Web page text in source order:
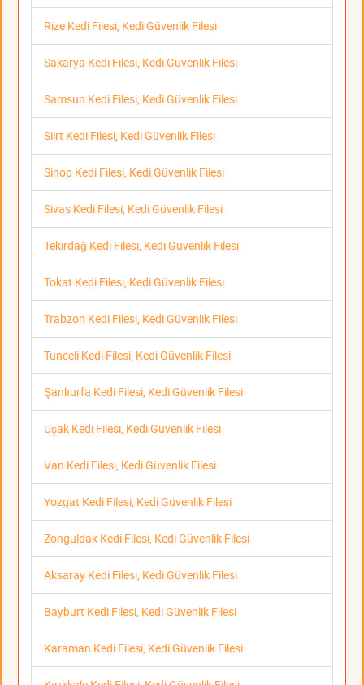
Rize Kedi Filesi, Kedi Güvenlik Filesi
Sakarya Kedi Filesi, Kedi Güvenlik Filesi
Samsun Kedi Filesi, Kedi Güvenlik Filesi
Siirt Kedi Filesi, Kedi Güvenlik Filesi
Sinop Kedi Filesi, Kedi Güvenlik Filesi
Sivas Kedi Filesi, Kedi Güvenlik Filesi
Tekirdağ Kedi Filesi, Kedi Güvenlik Filesi
Tokat Kedi Filesi, Kedi Güvenlik Filesi
Trabzon Kedi Filesi, Kedi Güvenlik Filesi
Tunceli Kedi Filesi, Kedi Güvenlik Filesi
Şanlıurfa Kedi Filesi, Kedi Güvenlik Filesi
Uşak Kedi Filesi, Kedi Güvenlik Filesi
Van Kedi Filesi, Kedi Güvenlik Filesi
Yozgat Kedi Filesi, Kedi Güvenlik Filesi
Zonguldak Kedi Filesi, Kedi Güvenlik Filesi
Aksaray Kedi Filesi, Kedi Güvenlik Filesi
Bayburt Kedi Filesi, Kedi Güvenlik Filesi
Karaman Kedi Filesi, Kedi Güvenlik Filesi